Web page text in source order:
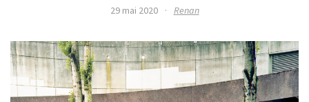
29 mai 2020 · Renan